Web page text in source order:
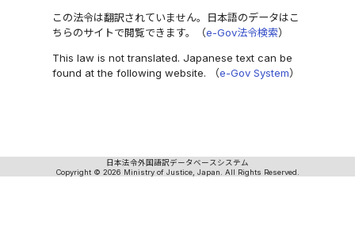
この法令は翻訳されていません。日本語のデータはこ
ちらのサイトで閲覧できます。（e-Gov法令検索）
This law is not translated. Japanese text can be
found at the following website. （e-Gov System）
日本法令外国語訳データベースシステム
Copyright © 2026 Ministry of Justice, Japan. All Rights Reserved.